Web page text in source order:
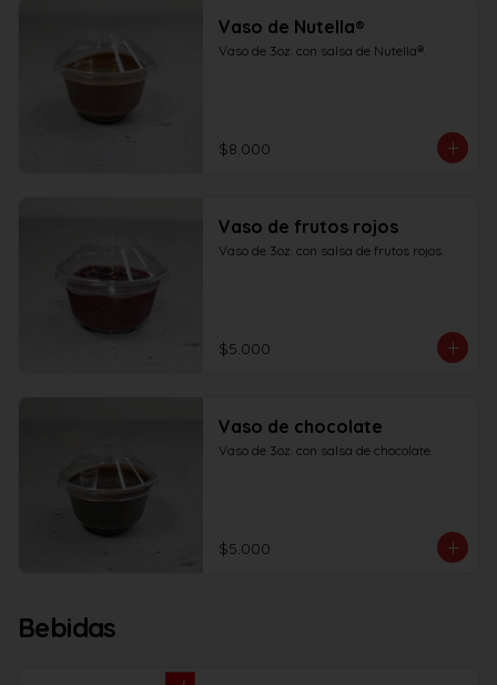
Vaso de Nutella®
Vaso de 3oz. con salsa de Nutella®.
$8.000
Vaso de frutos rojos
Vaso de 3oz. con salsa de frutos rojos.
$5.000
Vaso de chocolate
Vaso de 3oz. con salsa de chocolate.
$5.000
Bebidas